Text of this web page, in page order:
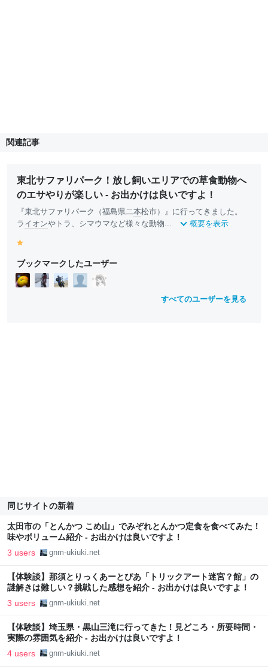
関連記事
東北サファリパーク！放し飼いエリアでの草食動物へ
のエサやりが楽しい - お出かけは良いですよ！
『東北サファリパーク（福島県二本松市）』に行ってきました。
ラ イオンやトラ、シマウマなど様々な動物... 概要を表示
ll
o
w
ブックマークしたユーザー
すべてのユーザーを見る
同じサイトの新着
太田市の「とんかつ こめ山」でみぞれとんかつ定食を食べてみた！
味やボリューム紹介 - お出かけは良いですよ！
3 users gnm-ukiuki.net
【体験談】那須とりっくあーとぴあ「トリックアート迷宮？館」の
謎解きは難しい？挑戦した感想を紹介 - お出かけは良いですよ！
3 users gnm-ukiuki.net
【体験談】埼玉県・黒山三滝に行ってきた！見どころ・所要時間・
実際の雰囲気を紹介 - お出かけは良いですよ！
4 users gnm-ukiuki.net